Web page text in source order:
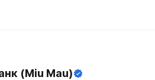
(Miu Mau)